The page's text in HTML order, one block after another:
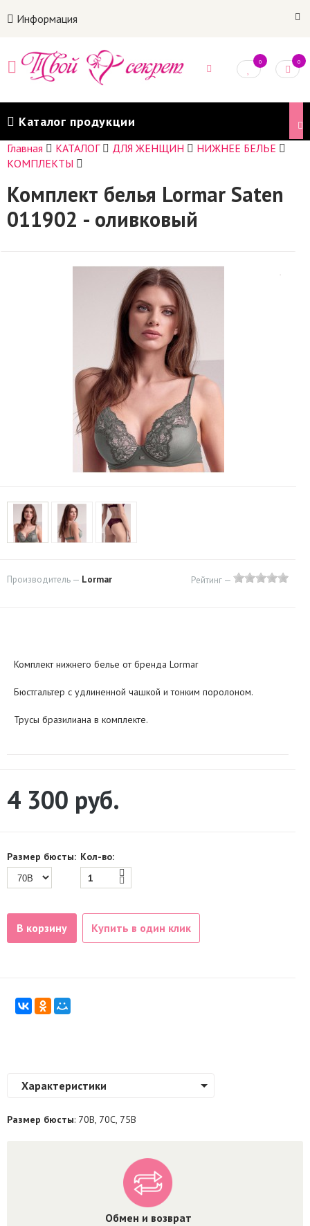
Информация
0 0
Каталог продукции
Главная КАТАЛОГ ДЛЯ ЖЕНЩИН
НИЖНЕЕ БЕЛЬЕ
КОМПЛЕКТЫ
Комплект белья Lormar Saten
011902 - оливковый
Производитель — Lormar Рейтинг —
Комплект нижнего белье от бренда Lormar
Бюстгальтер с удлиненной чашкой и тонким поролоном.
Трусы бразилиана в комплекте.
4 300 руб.
Размер бюсты: Кол-во:
В корзину Купить в один клик
Обмен и возврат
Характеристики
Размер бюсты: 70B, 70C, 75B